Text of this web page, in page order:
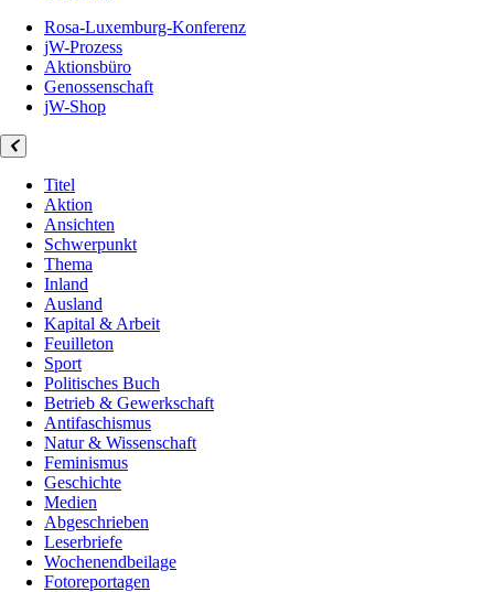
Rosa-Luxemburg-Konferenz
jW-Prozess
Aktionsbüro
Genossenschaft
jW-Shop
Titel
Aktion
Ansichten
Schwerpunkt
Thema
Inland
Ausland
Kapital & Arbeit
Feuilleton
Sport
Politisches Buch
Betrieb & Gewerkschaft
Antifaschismus
Natur & Wissenschaft
Feminismus
Geschichte
Medien
Abgeschrieben
Leserbriefe
Wochenendbeilage
Fotoreportagen